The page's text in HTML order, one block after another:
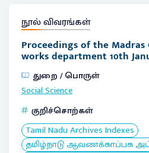
நூல் விவரங்கள்
Proceedings of the Madras
works department 10th
துறை / பொருள்
Social Science
குறிச்சொற்கள்
Tamil Nadu Archives Indexes
தமிழ்நாடு ஆவணக்காப்பக